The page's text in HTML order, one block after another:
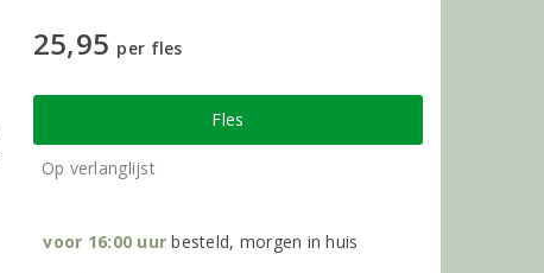
25,95 per fles
Fles
Op verlanglijst
voor 16:00 uur besteld, morgen in huis